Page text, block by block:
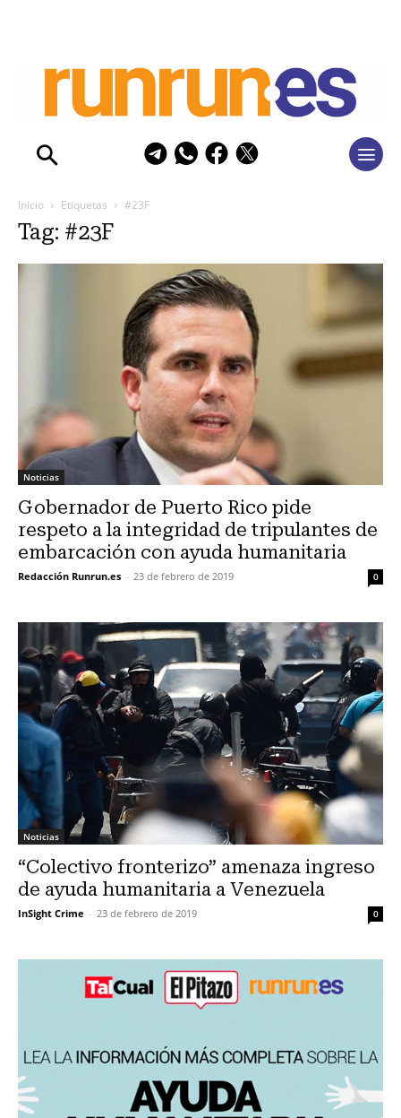
Inicio Etiquetas #23F
Tag: #23F
Noticias
Gobernador de Puerto Rico pide
respeto a la integridad de tripulantes de
embarcación con ayuda humanitaria
Redacción Runrun.es - 23 de febrero de 2019 0
Noticias
“Colectivo fronterizo” amenaza ingreso
de ayuda humanitaria a Venezuela
InSight Crime - 23 de febrero de 2019 0